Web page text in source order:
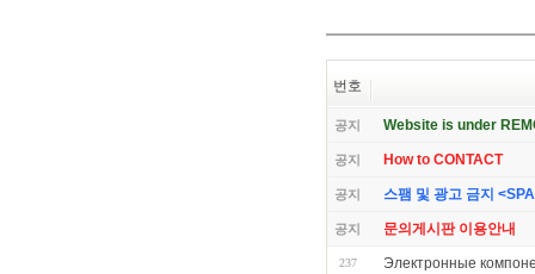
번호
공지 Website is under
공지 How to CONTACT
공지 스팸 및 광고 금지
공지 문의게시판 이용안내
237 Электронные